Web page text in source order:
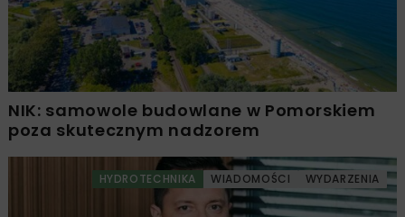
NIK: samowole budowlane w Pomorskiem
poza skutecznym nadzorem
HYDROTECHNIKA WIADOMOŚCI WYDARZENIA